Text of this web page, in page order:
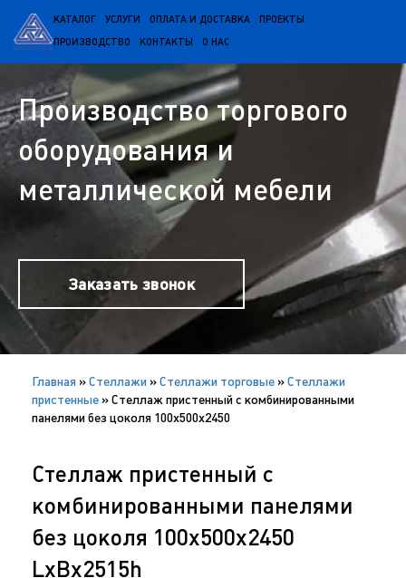
КАТАЛОГ УСЛУГИ ОПЛАТА И ДОСТАВКА ПРОЕКТЫ
ПРОИЗВОДСТВО КОНТАКТЫ О НАС
Производство торгового
оборудования и
металлической мебели
Заказать звонок
Главная »Cтеллажи »Стеллажи торговые »Стеллажи
пристенные »Стеллаж пристенный с комбинированными
панелями без цоколя 100х500х2450
Стеллаж пристенный с
комбинированными панелями
без цоколя 100х500х2450
LxBx2515h